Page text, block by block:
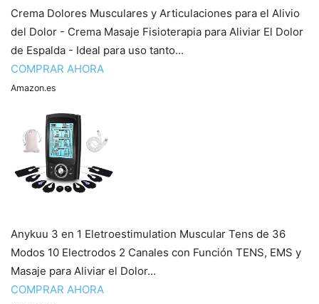
Crema Dolores Musculares y Articulaciones para el Alivio
del Dolor - Crema Masaje Fisioterapia para Aliviar El Dolor
de Espalda - Ideal para uso tanto...
COMPRAR AHORA
Amazon.es
Anykuu 3 en 1 Eletroestimulation Muscular Tens de 36
Modos 10 Electrodos 2 Canales con Función TENS, EMS y
Masaje para Aliviar el Dolor...
COMPRAR AHORA